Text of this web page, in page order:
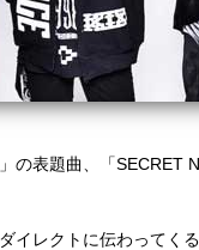
表題曲、「SECRET
イレクトに伝わって